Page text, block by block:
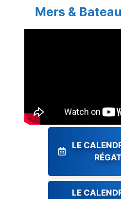
Mers &
LE
LE